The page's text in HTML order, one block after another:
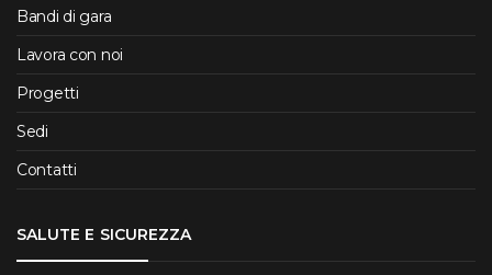
Bandi di gara
Lavora con noi
Progetti
Sedi
Contatti
SALUTE E SICUREZZA